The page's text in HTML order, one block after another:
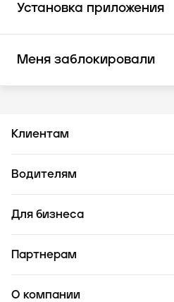
Установка приложения
Меня заблокировали
Клиентам
Водителям
Для бизнеса
Партнерам
О компании